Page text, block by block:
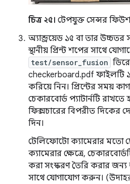
চিত্র ২৫। টেপযুক্ত সেন্সর
অ্যান্ড্রয়েড ১৫ বা তার
স্থানীয় প্রিন্ট শপের সাথে
test/sensor_fusion
checkerboard.pdf ফাইলটি
করিয়ে নিন। প্রিন্টের সময়
চেকারবোর্ড প্যাটার্নটি
ফিক্সচারের বিপরীত দিকের
দিন।
টেলিফোটো ক্যামেরার মতো
ক্যামেরার ক্ষেত্রে,
করা সংস্করণ তৈরি করার জন্য
সাথে যোগাযোগ করুন।